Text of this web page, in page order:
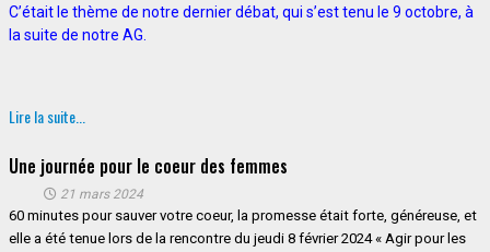
C’était le thème de notre dernier débat, qui s’est tenu le 9 octobre, à
la suite de notre AG.
Lire la suite...
Une journée pour le coeur des femmes
21 mars 2024
60 minutes pour sauver votre coeur, la promesse était forte, généreuse, et
elle a été tenue lors de la rencontre du jeudi 8 février 2024 « Agir pour les